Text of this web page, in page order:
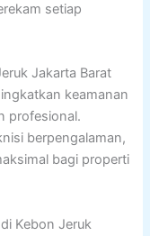
setiap
Jakarta Barat
keamanan
profesional.
berpengalaman,
bagi properti
Kebon Jeruk